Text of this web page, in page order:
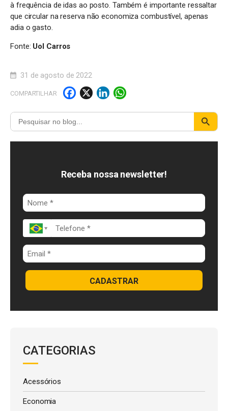
à frequência de idas ao posto. Também é importante ressaltar
que circular na reserva não economiza combustível, apenas
adia o gasto.
Fonte: Uol Carros
31 de agosto de 2022
COMPARTILHAR
F
a
c
e
o
o
k
X Li
n
k
e
I
n
W
h
a
t
A
p
p
Receba nossa newsletter!
CADASTRAR
CATEGORIAS
Acessórios
Economia